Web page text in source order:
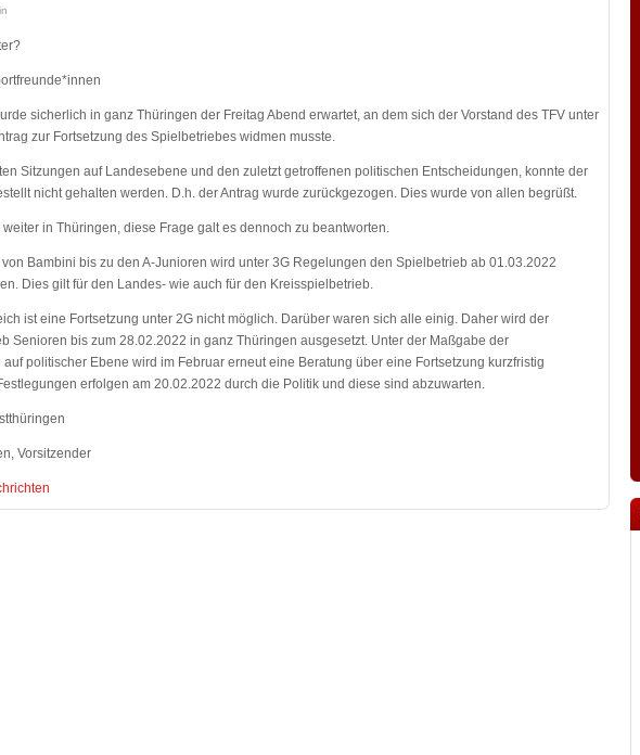
sicherlich in ganz Thüringen der Freitag Abend erwartet, an dem sich der Vorstand des TFV unter
zur Fortsetzung des Spielbetriebes widmen musste.
Sitzungen auf Landesebene und den zuletzt getroffenen politischen Entscheidungen, konnte der
nicht gehalten werden. D.h. der Antrag wurde zurückgezogen. Dies wurde von allen begrüßt.
in Thüringen, diese Frage galt es dennoch zu beantworten.
Bambini bis zu den A-Junioren wird unter 3G Regelungen den Spielbetrieb ab 01.03.2022
Dies gilt für den Landes- wie auch für den Kreisspielbetrieb.
ist eine Fortsetzung unter 2G nicht möglich. Darüber waren sich alle einig. Daher wird der
Senioren bis zum 28.02.2022 in ganz Thüringen ausgesetzt. Unter der Maßgabe der
auf politischer Ebene wird im Februar erneut eine Beratung über eine Fortsetzung kurzfristig
erfolgen am 20.02.2022 durch die Politik und diese sind abzuwarten.
Vorsitzender